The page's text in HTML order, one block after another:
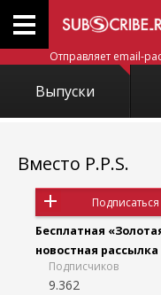
Отправляет email-
Выпуски
Вместо P.P.S.
Подписаться
Бесплатная
новостная рассылка
Подписчиков
9.362